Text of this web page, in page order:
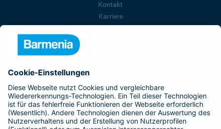
Kontakt
Karriere
Barmenia ist Teil der BarmeniaGothaer
BELIEBTE SEITEN
Kranken-Zusatzversicherung
Tierversicherungen